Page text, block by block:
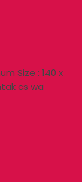
Size : 140 x
cs wa